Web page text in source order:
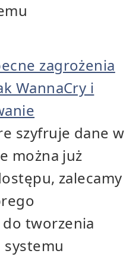
zagrożenia
WannaCry i
szyfruje dane w
można już
zalecamy
tworzenia
systemu